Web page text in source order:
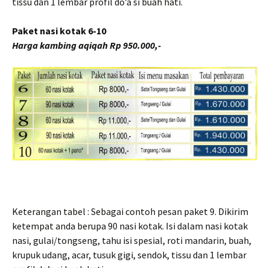
Paket nasi kotak 6-10
Harga kambing aqiqah Rp 950.000,-
Keterangan tabel : Sebagai contoh pesan paket 9. Dikirim
ketempat anda berupa 90 nasi kotak. Isi dalam nasi kotak
nasi, gulai/tongseng, tahu isi spesial, roti mandarin, buah,
krupuk udang, acar, tusuk gigi, sendok, tissu dan 1 lembar